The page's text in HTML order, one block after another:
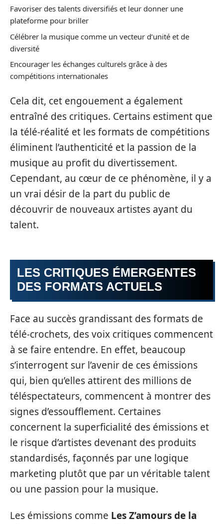
Favoriser des talents diversifiés et leur donner une
plateforme pour briller
Célébrer la musique comme un vecteur d’unité et de
diversité
Encourager les échanges culturels grâce à des
compétitions internationales
Cela dit, cet engouement a également
entraîné des critiques. Certains estiment que
la télé-réalité et les formats de compétitions
éliminent l’authenticité et la passion de la
musique au profit du divertissement.
Cependant, au cœur de ce phénomène, il y a
un vrai désir de la part du public de
découvrir de nouveaux artistes ayant du
talent.
LES CRITIQUES ÉMERGENTES
DES FORMATS ACTUELS
Face au succès grandissant des formats de
télé-crochets, des voix critiques commencent
à se faire entendre. En effet, beaucoup
s’interrogent sur l’avenir de ces émissions
qui, bien qu’elles attirent des millions de
téléspectateurs, commencent à montrer des
signes d’essoufflement. Certaines
concernent la superficialité des émissions et
le risque d’artistes devenant des produits
standardisés, façonnés par une logique
marketing plutôt que par un véritable talent
ou une passion pour la musique.
Les émissions comme Les Z’amours de la